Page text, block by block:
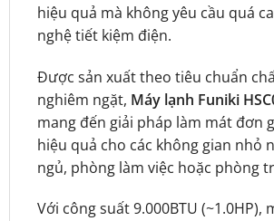
hiệu quả mà không yêu cầu quá
nghệ tiết kiệm điện.
Được sản xuất theo tiêu chuẩn
nghiêm ngặt, Máy lạnh Funiki
mang đến giải pháp làm mát đơn
hiệu quả cho các không gian nhỏ
ngủ, phòng làm việc hoặc phòng
Với công suất 9.000BTU (~1.0HP),